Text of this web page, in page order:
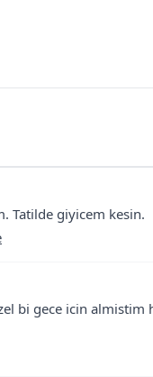
Tatilde giyicem kesin.
bi gece icin almistim